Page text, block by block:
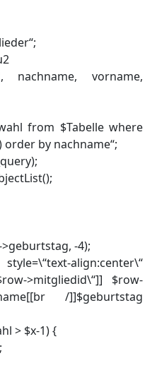
nachname, vorname,
from $Tabelle where
by nachname“;
-4);
align:center\“
>mitgliedid\“]] $row-
/]]$geburtstag
> $x-1) {